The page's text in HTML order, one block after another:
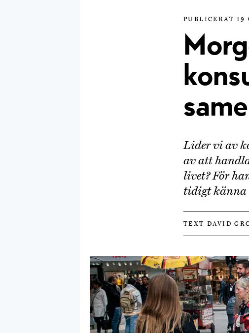
PUBLICERAT 19
Lider vi av
av att
livet? För
tidigt känna
TEXT DAVID